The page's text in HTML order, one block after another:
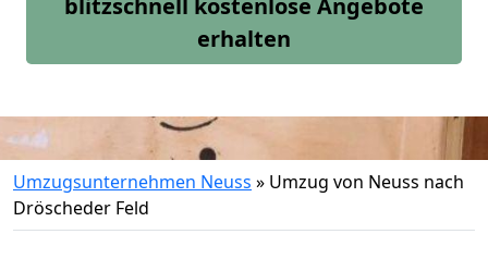
blitzschnell kostenlose Angebote
erhalten
Umzugsunternehmen Neuss » Umzug von Neuss nach
Dröscheder Feld